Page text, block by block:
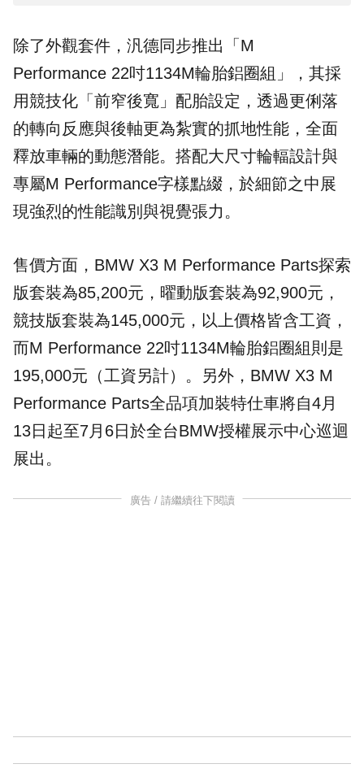
除了外觀套件，汎德同步推出「M
Performance 22吋1134M輪胎鋁圈組」，其採
用競技化「前窄後寬」配胎設定，透過更俐落
的轉向反應與後軸更為紮實的抓地性能，全面
釋放車輛的動態潛能。搭配大尺寸輪輻設計與
專屬M Performance字樣點綴，於細節之中展
現強烈的性能識別與視覺張力。
售價方面，BMW X3 M Performance Parts探索
版套裝為85,200元，曜動版套裝為92,900元，
競技版套裝為145,000元，以上價格皆含工資，
而M Performance 22吋1134M輪胎鋁圈組則是
195,000元（工資另計）。另外，BMW X3 M
Performance Parts全品項加裝特仕車將自4月
13日起至7月6日於全台BMW授權展示中心巡迴
展出。
廣告 / 請繼續往下閱讀